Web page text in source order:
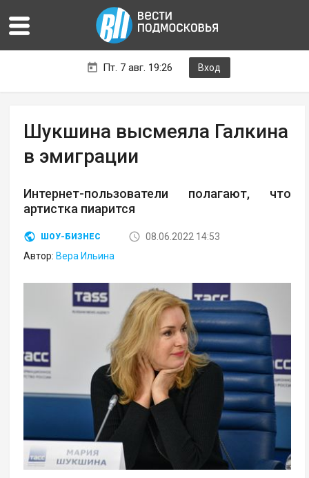
Пт. 7 авг. 19:26 Вход
Шукшина высмеяла Галкина
в эмиграции
Интернет-пользователи полагают, что
артистка пиарится
ШОУ-БИЗНЕС
08.06.2022 14:53
Автор: Вера Ильина